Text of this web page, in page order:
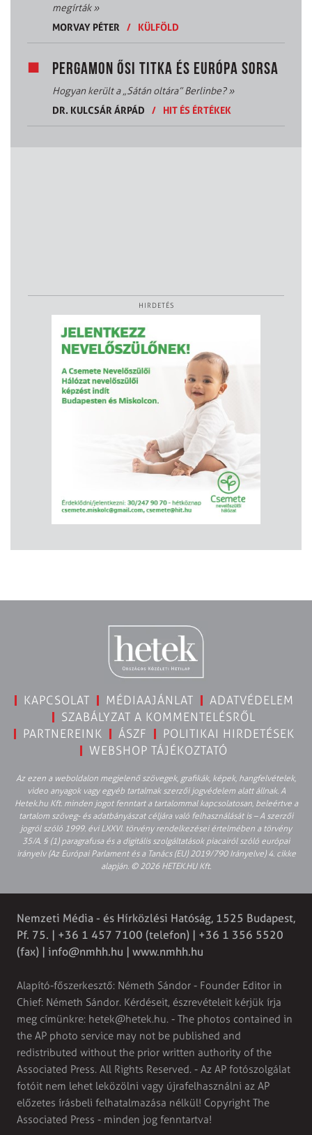
megírták»
MORVAY PÉTER
/ KÜLFÖLD
PERGAMON ŐSI TITKA ÉS EURÓPA SORSA
Hogyan került a „Sátán oltára” Berlinbe?»
DR. KULCSÁR ÁRPÁD
/ HIT ÉS ÉRTÉKEK
HIRDETÉS
KAPCSOLAT MÉDIAAJÁNLAT
ADATVÉDELEM
SZABÁLYZAT A KOMMENTELÉSRŐL
PARTNEREINK
ÁSZF
POLITIKAI HIRDETÉSEK
WEBSHOP TÁJÉKOZTATÓ
Az ezen a weboldalon megjelenő szövegek, grafikák, képek, hangfelvételek,
video anyagok vagy egyéb tartalmak szerzői jogvédelem alatt állnak. A
Hetek.hu Kft. minden jogot fenntart a tartalommal kapcsolatosan, beleértve a
tartalom szöveg- és adatbányászat céljára való felhasználását is – A szerzői
jogról szóló 1999. évi LXXVI. törvény rendelkezései értelmében a törvény
35/A. § (1) paragrafusa és a digitális szolgáltatások piacairól szóló európai
irányelv (Az Európai Parlament és a Tanács (EU) 2019/790 Irányelve) 4. cikke
alapján. © 2026 HETEK.HU Kft.
Nemzeti Média - és Hírközlési Hatóság, 1525 Budapest,
Pf. 75. | +36 1 457 7100 (telefon) | +36 1 356 5520
(fax) | info@nmhh.hu | www.nmhh.hu
Alapító-főszerkesztő: Németh Sándor - Founder Editor in
Chief: Németh Sándor. Kérdéseit, észrevételeit kérjük írja
meg címünkre: hetek@hetek.hu. - The photos contained in
the AP photo service may not be published and
redistributed without the prior written authority of the
Associated Press. All Rights Reserved. - Az AP fotószolgálat
fotóit nem lehet leközölni vagy újrafelhasználni az AP
előzetes írásbeli felhatalmazása nélkül! Copyright The
Associated Press - minden jog fenntartva!